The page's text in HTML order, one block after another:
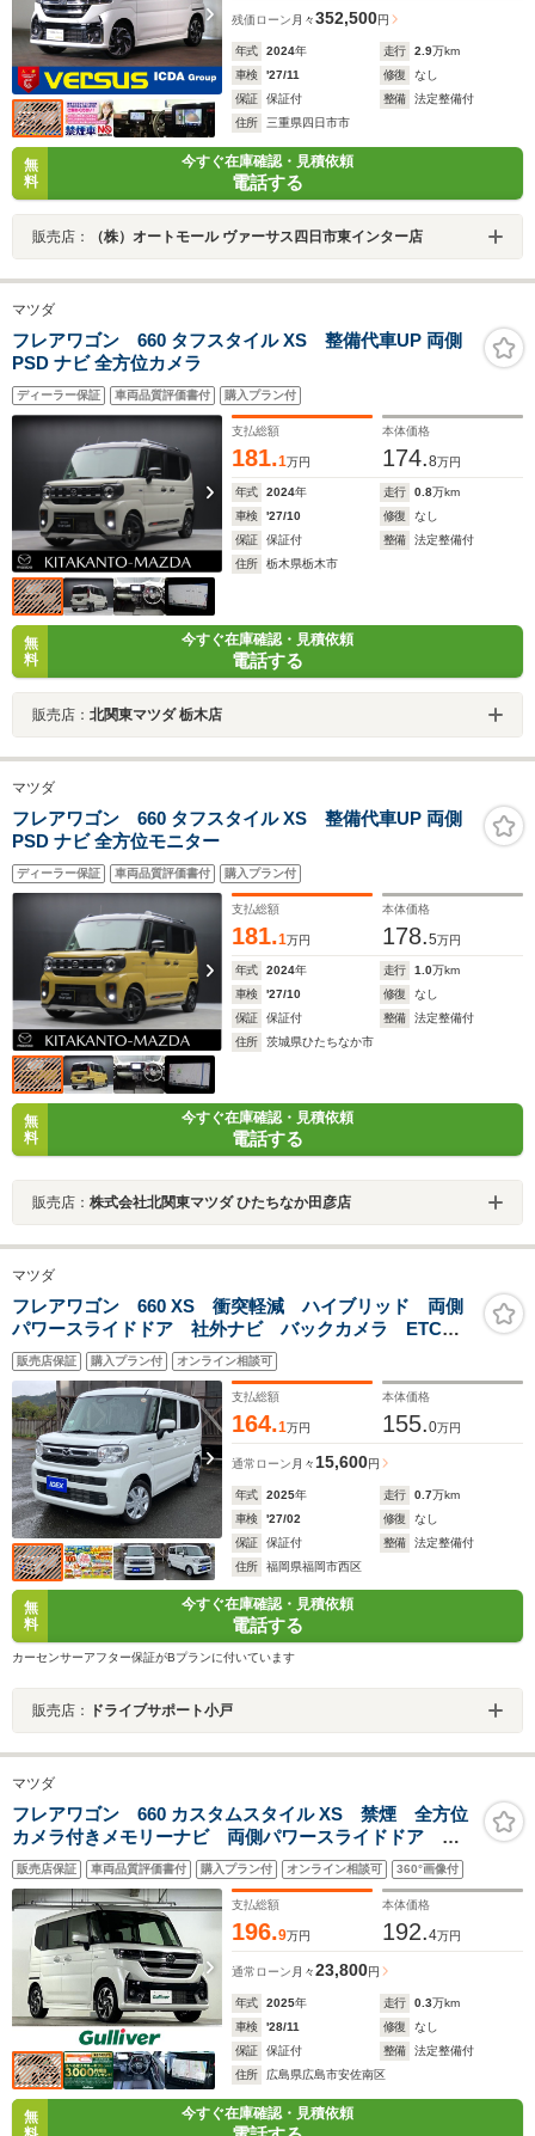
残価ローン 月々352,500円
年式 2024年 走行 2.9万km
車検
'27/11 修復
なし
保証
保証付 整備
法定整備付
住所
三重県四日市市
無
料
今すぐ在庫確認・見積依頼
電話する
販売店： （株）オートモール ヴァーサス四日市東インター店
マツダ
フレアワゴン 660 タフスタイル XS 整備代車UP 両側
PSD ナビ 全方位カメラ
ディーラー保証 車両品質評価書付 購入プラン付
支払総額
181.1万円
本体価格
174.8万円
年式 2024年 走行 0.8万km
車検
'27/10 修復
なし
保証
保証付 整備
法定整備付
住所
栃木県栃木市
無
料
今すぐ在庫確認・見積依頼
電話する
販売店： 北関東マツダ 栃木店
マツダ
フレアワゴン 660 タフスタイル XS 整備代車UP 両側
PSD ナビ 全方位モニター
ディーラー保証 車両品質評価書付 購入プラン付
支払総額
181.1万円
本体価格
178.5万円
年式 2024年 走行 1.0万km
車検
'27/10 修復
なし
保証
保証付 整備
法定整備付
住所
茨城県ひたちなか市
無
料
今すぐ在庫確認・見積依頼
電話する
販売店： 株式会社北関東マツダ ひたちなか田彦店
マツダ
フレアワゴン 660 XS 衝突軽減 ハイブリッド 両側
パワースライドドア 社外ナビ バックカメラ ETC
スマートキー ドライブレコーダー シートヒーター
販売店保証 購入プラン付 オンライン相談可
支払総額
164.1万円
本体価格
155.0万円
通常ローン 月々 15,600円
年式 2025年 走行 0.7万km
車検
'27/02 修復
なし
保証
保証付 整備
法定整備付
住所
福岡県福岡市西区
無
料
今すぐ在庫確認・見積依頼
電話する
カーセンサーアフター保証がBプランに付いています
販売店： ドライブサポート小戸
マツダ
フレアワゴン 660 カスタムスタイル XS 禁煙 全方位
カメラ付きメモリーナビ 両側パワースライドドア 純
正アルミホイール LEDヘッドライト ステアリングヒ
ーター シートヒーター ヘッドアップディスプレイ
ETC スマートキー スペアキー
販売店保証 車両品質評価書付 購入プラン付 オンライン相談可 360°画像付
支払総額
196.9万円
本体価格
192.4万円
通常ローン 月々23,800円
年式 2025年 走行 0.3万km
車検
'28/11 修復
なし
保証
保証付 整備
法定整備付
住所
広島県広島市安佐南区
無
今すぐ在庫確認・見積依頼